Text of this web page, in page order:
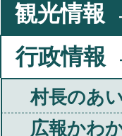
観光情報
行政情報
村長のあ
広報かわ